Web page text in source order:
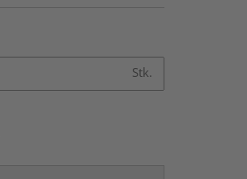
Stk.